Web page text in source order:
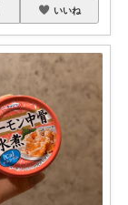
いいね